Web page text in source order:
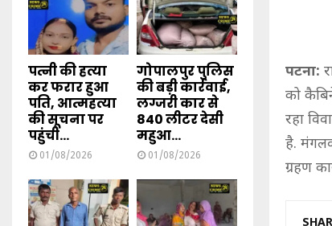
पटना:
को
रहा
है.
ग्रहण
पत्नी की हत्या
कर फरार हुआ
पति, आत्महत्या
की सूचना पर
पहुंची...
01/08/2026
गोपालपुर पुलिस
की बड़ी कार्रवाई,
लग्जरी कार से
840 लीटर देसी
महुआ...
01/08/2026